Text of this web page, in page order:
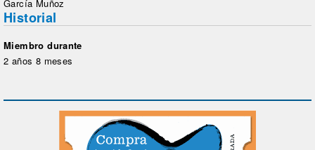
García Muñoz
Historial
Miembro durante
2 años 8 meses